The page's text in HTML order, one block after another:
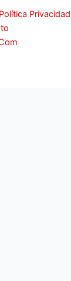
Política Privacidad